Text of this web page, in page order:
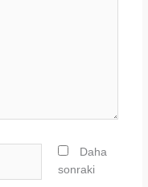
Daha
sonraki